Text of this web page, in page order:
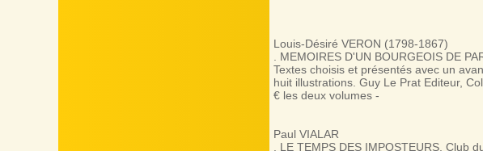
Louis-Désiré VERON (1798-1867)
. MEMOIRES D'UN BOURGEOIS DE
Textes choisis et présentés avec un
huit illustrations. Guy Le Prat Editeur,
€ les deux volumes -
Paul VIALAR
. LE TEMPS DES IMPOSTEURS, Club